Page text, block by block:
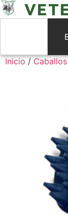
Inicio/Caballos